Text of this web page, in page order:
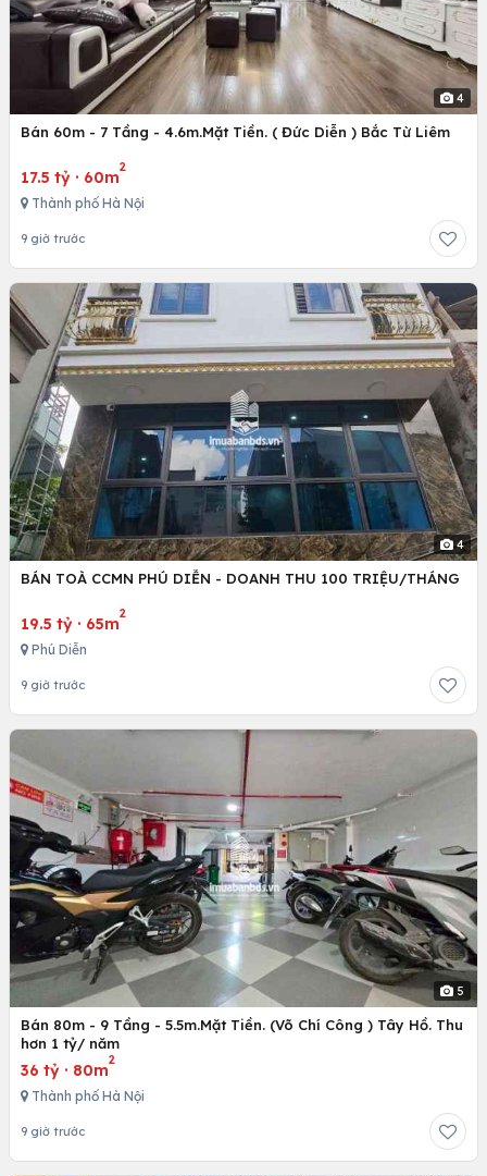
4
Bán 60m - 7 Tầng - 4.6m.Mặt Tiền. ( Đức Diễn ) Bắc Từ Liêm
17.5 tỷ · 60m
2
Thành phố Hà Nội
9 giờ trước
4
BÁN TOÀ CCMN PHÚ DIỄN - DOANH THU 100 TRIỆU/THÁNG
19.5 tỷ · 65m
2
Phú Diễn
9 giờ trước
5
Bán 80m - 9 Tầng - 5.5m.Mặt Tiền. (Võ Chí Công ) Tây Hồ. Thu
hơn 1 tỷ/ năm
36 tỷ · 80m
2
Thành phố Hà Nội
9 giờ trước